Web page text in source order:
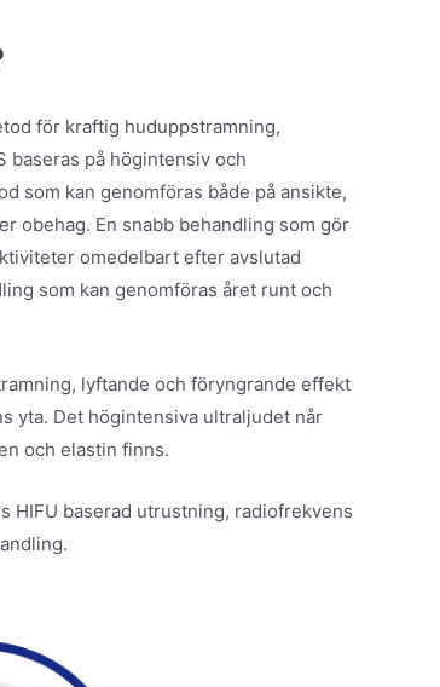
för kraftig huduppstramning,
baseras på högintensiv och
som kan genomföras både på ansikte,
obehag. En snabb behandling som gör
omedelbart efter avslutad
som kan genomföras året runt och
lyftande och föryngrande effekt
yta. Det högintensiva ultraljudet når
och elastin finns.
HIFU baserad utrustning, radiofrekvens